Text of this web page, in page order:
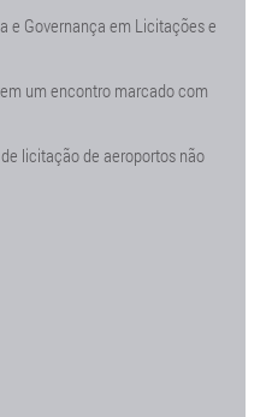
e Governança em Licitações e
um encontro marcado com
licitação de aeroportos não